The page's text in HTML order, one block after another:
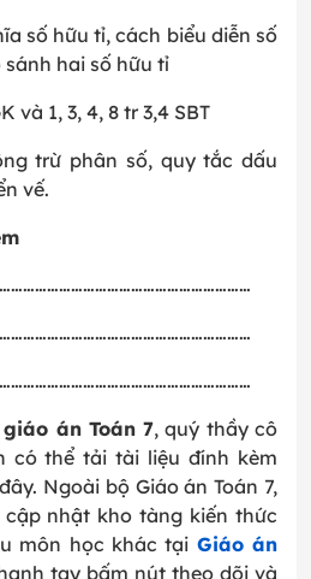
số hữu tỉ, cách biểu diễn số
hai số hữu tỉ
và 1, 3, 4, 8 tr 3,4 SBT
trừ phân số, quy tắc dấu
vế.
giáo án Toán 7, quý thầy cô
có thể tải tài liệu đính kèm
Ngoài bộ Giáo án Toán 7,
nhật kho tàng kiến thức
môn học khác tại Giáo án
tay bấm nút theo dõi và